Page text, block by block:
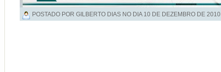
POSTADO POR GILBERTO DIAS NO DIA 10 DE DEZEMBRO DE 2010